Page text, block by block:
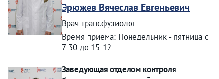
Эрюжев Вячеслав Евгеньевич
Врач трансфузиолог
Время приема: Понедельник - пятница с
7-30 до 15-12
Заведующая отделом контроля